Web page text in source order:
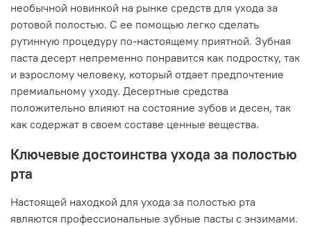
необычной новинкой на рынке средств для ухода за
ротовой полостью. С ее помощью легко сделать
рутинную процедуру по-настоящему приятной. Зубная
паста десерт непременно понравится как подростку, так
и взрослому человеку, который отдает предпочтение
премиальному уходу. Десертные средства
положительно влияют на состояние зубов и десен, так
как содержат в своем составе ценные вещества.
Ключевые достоинства ухода за полостью
рта
Настоящей находкой для ухода за полостью рта
являются профессиональные зубные пасты с энзимами.